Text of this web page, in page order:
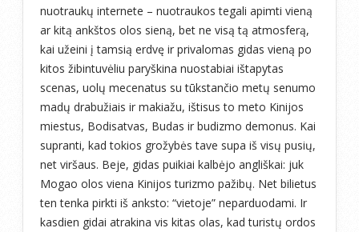
nuotraukų internete – nuotraukos tegali apimti vieną
ar kitą ankštos olos sieną, bet ne visą tą atmosferą,
kai užeini į tamsią erdvę ir privalomas gidas vieną po
kitos žibintuvėliu paryškina nuostabiai ištapytas
scenas, uolų mecenatus su tūkstančio metų senumo
madų drabužiais ir makiažu, ištisus to meto Kinijos
miestus, Bodisatvas, Budas ir budizmo demonus. Kai
supranti, kad tokios grožybės tave supa iš visų pusių,
net viršaus. Beje, gidas puikiai kalbėjo angliškai: juk
Mogao olos viena Kinijos turizmo pažibų. Net bilietus
ten tenka pirkti iš anksto: “vietoje” neparduodami. Ir
kasdien gidai atrakina vis kitas olas, kad turistų ordos